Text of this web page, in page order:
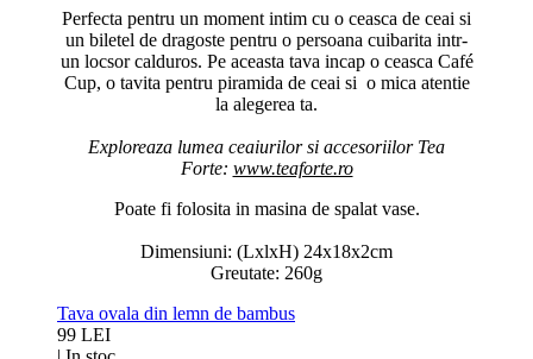
Perfecta pentru un moment intim cu o ceasca de ceai si
un biletel de dragoste pentru o persoana cuibarita intr-
un locsor calduros. Pe aceasta tava incap o ceasca Café
Cup, o tavita pentru piramida de ceai si o mica atentie
la alegerea ta.
Exploreaza lumea ceaiurilor si accesoriilor Tea
Forte: www.teaforte.ro
Poate fi folosita in masina de spalat vase.
Dimensiuni: (LxlxH) 24x18x2cm
Greutate: 260g
Tava ovala din lemn de bambus
99 LEI